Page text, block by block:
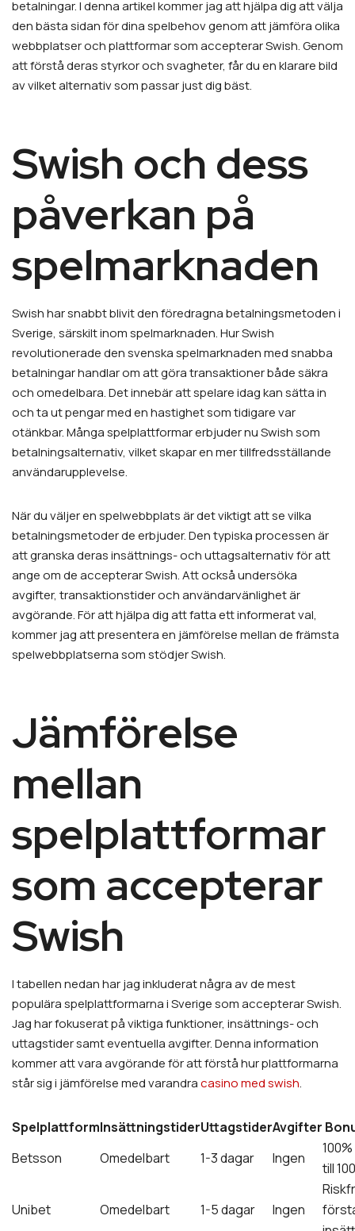
betalningar. I denna artikel kommer jag att hjälpa dig att välja
den bästa sidan för dina spelbehov genom att jämföra olika
webbplatser och plattformar som accepterar Swish. Genom
att förstå deras styrkor och svagheter, får du en klarare bild
av vilket alternativ som passar just dig bäst.
Swish och dess
påverkan på
spelmarknaden
Swish har snabbt blivit den föredragna betalningsmetoden i
Sverige, särskilt inom spelmarknaden. Hur Swish
revolutionerade den svenska spelmarknaden med snabba
betalningar handlar om att göra transaktioner både säkra
och omedelbara. Det innebär att spelare idag kan sätta in
och ta ut pengar med en hastighet som tidigare var
otänkbar. Många spelplattformar erbjuder nu Swish som
betalningsalternativ, vilket skapar en mer tillfredsställande
användarupplevelse.
När du väljer en spelwebbplats är det viktigt att se vilka
betalningsmetoder de erbjuder. Den typiska processen är
att granska deras insättnings- och uttagsalternativ för att
ange om de accepterar Swish. Att också undersöka
avgifter, transaktionstider och användarvänlighet är
avgörande. För att hjälpa dig att fatta ett informerat val,
kommer jag att presentera en jämförelse mellan de främsta
spelwebbplatserna som stödjer Swish.
Jämförelse
mellan
spelplattformar
som accepterar
Swish
I tabellen nedan har jag inkluderat några av de mest
populära spelplattformarna i Sverige som accepterar Swish.
Jag har fokuserat på viktiga funktioner, insättnings- och
uttagstider samt eventuella avgifter. Denna information
kommer att vara avgörande för att förstå hur plattformarna
står sig i jämförelse med varandracasino med swish.
SpelplattformInsättningstiderUttagstiderAvgifter
Betsson
Omedelbart 1-3 dagar Ingen
till
Unibet Omedelbart 1-5 dagar Ingen